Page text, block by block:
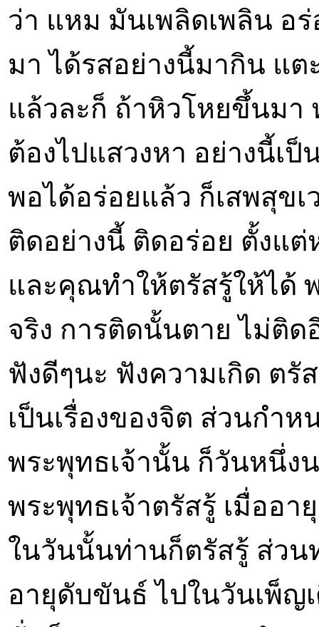
ว่า แหม มันเพลิดเพลิน อ
มา ได้รสอย่างนี้มากิน แ
แล้วละก็ ถ้าหิวโหยขึ้นมา
ต้องไปแสวงหา อย่างนี้เ
พอได้อร่อยแล้ว ก็เสพสุข
ติดอย่างนี้ ติดอร่อย ตั้งแ
และคุณทำให้ตรัสรู้ให้ได้
จริง การติดนั้นตาย ไม่ติ
ฟังดีๆนะ ฟังความเกิด ตรั
เป็นเรื่องของจิต ส่วนกำ
พระพุทธเจ้านั้น ก็วันหนึ่ง
พระพุทธเจ้าตรัสรู้ เมื่ออ
ในวันนั้นท่านก็ตรัสรู้ ส่ว
อายุดับขันธ์ ไปในวันเพ็ญ